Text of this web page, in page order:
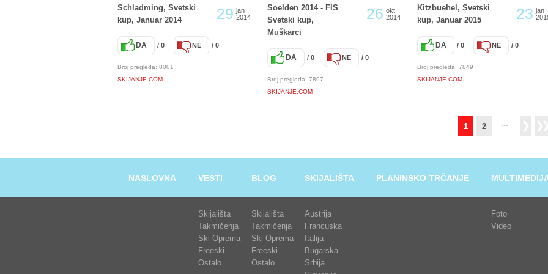
29 jan
2014
Schladming, Svetski
kup, Januar 2014
DA / 0 NE / 0
Broj pregleda: 8001
SKIJANJE.COM
26 okt
2014
Soelden 2014 - FIS
Svetski kup,
Muškarci
DA / 0 NE / 0
Broj pregleda: 7897
SKIJANJE.COM
23 jan
Kitzbuehel, Svetski
kup, Januar 2015
DA / 0 NE / 0
Broj pregleda: 7849
SKIJANJE.COM
1 2 ...
NASLOVNA VESTI
Skijališta
Takmičenja
Ski Oprema
Freeski
Ostalo
BLOG
Skijališta
Takmičenja
Ski Oprema
Freeski
Ostalo
SKIJALIŠTA
Austrija
Francuska
Italija
Bugarska
Srbija
PLANINSKO TRČANJE
Foto
Video